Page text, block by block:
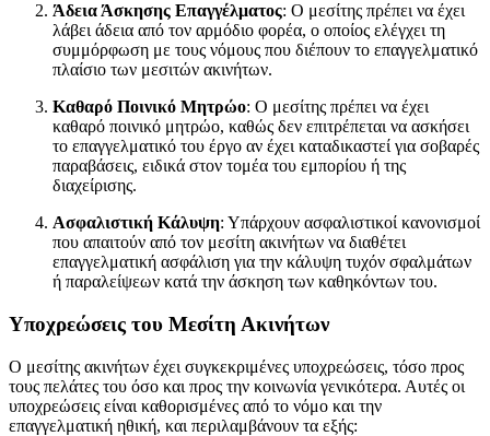
Άδεια Άσκησης Επαγγέλματος: Ο μεσίτης πρέπει να έχει
λάβει άδεια από τον αρμόδιο φορέα, ο οποίος ελέγχει τη
συμμόρφωση με τους νόμους που διέπουν το επαγγελματικό
πλαίσιο των μεσιτών ακινήτων.
Καθαρό Ποινικό Μητρώο: Ο μεσίτης πρέπει να έχει
καθαρό ποινικό μητρώο, καθώς δεν επιτρέπεται να ασκήσει
το επαγγελματικό του έργο αν έχει καταδικαστεί για σοβαρές
παραβάσεις, ειδικά στον τομέα του εμπορίου ή της
διαχείρισης.
Ασφαλιστική Κάλυψη: Υπάρχουν ασφαλιστικοί κανονισμοί
που απαιτούν από τον μεσίτη ακινήτων να διαθέτει
επαγγελματική ασφάλιση για την κάλυψη τυχόν σφαλμάτων
ή παραλείψεων κατά την άσκηση των καθηκόντων του.
Υποχρεώσεις του Μεσίτη Ακινήτων
Ο μεσίτης ακινήτων έχει συγκεκριμένες υποχρεώσεις, τόσο προς
τους πελάτες του όσο και προς την κοινωνία γενικότερα. Αυτές οι
υποχρεώσεις είναι καθορισμένες από το νόμο και την
επαγγελματική ηθική, και περιλαμβάνουν τα εξής: